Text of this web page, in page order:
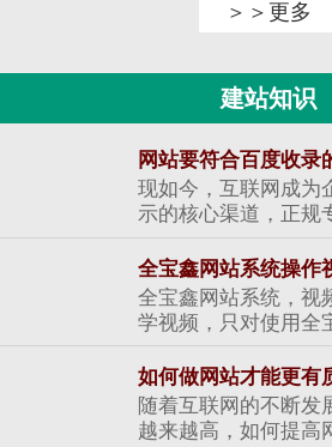
＞＞更多
建站知识
网站要符合百度收录
现如今，互联网成为
示的核心渠道，正规
全宝鑫网站系统操作
全宝鑫网站系统，视
学视频，只对使用全
如何做网站才能更有
随着互联网的不断发
越来越高，如何提高